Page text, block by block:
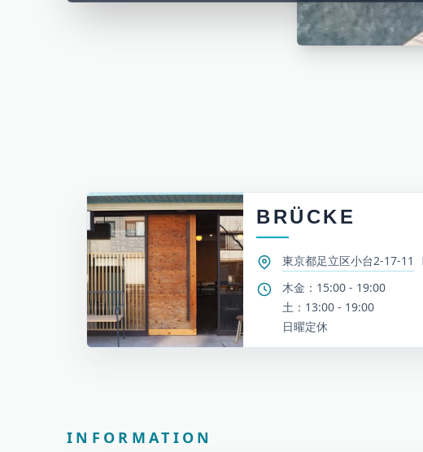
BRÜCKE
東京都足立区小台2-17-11
木金：15:00 - 19:00
土：13:00 - 19:00
日曜定休
お知らせとイベント情報
INFORMATION